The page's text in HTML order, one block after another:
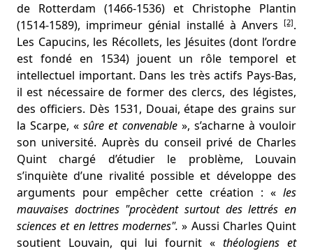
de Rotterdam (1466-1536) et Christophe Plantin
(1514-1589), imprimeur génial installé à Anvers [2].
Les Capucins, les Récollets, les Jésuites (dont l’ordre
est fondé en 1534) jouent un rôle temporel et
intellectuel important. Dans les très actifs Pays-Bas,
il est nécessaire de former des clercs, des légistes,
des officiers. Dès 1531, Douai, étape des grains sur
la Scarpe, «sûre et convenable», s’acharne à vouloir
son université. Auprès du conseil privé de Charles
Quint chargé d’étudier le problème, Louvain
s’inquiète d’une rivalité possible et développe des
arguments pour empêcher cette création : « les
mauvaises doctrines "procèdent surtout des lettrés en
sciences et en lettres modernes". » Aussi Charles Quint
soutient Louvain, qui lui fournit « théologiens et